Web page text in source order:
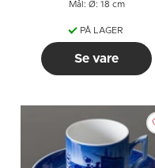
Mål: Ø: 18 cm
PÅ LAGER
Se vare